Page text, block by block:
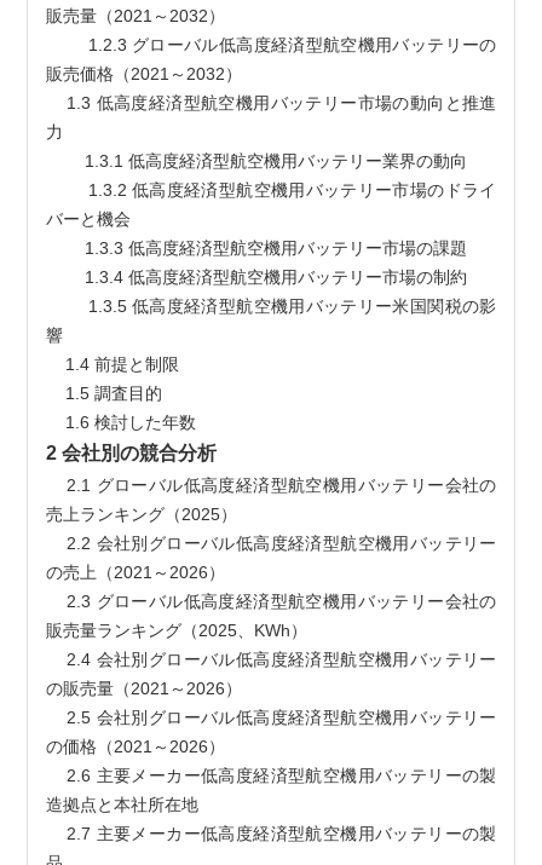
販売量（2021～2032）
販売価格（2021～2032）
力
        1.3.1 低高度経済型航空機用バッテリー業界の動向
バーと機会
        1.3.3 低高度経済型航空機用バッテリー市場の課題
        1.3.4 低高度経済型航空機用バッテリー市場の制約
響
    1.4 前提と制限
    1.5 調査目的
    1.6 検討した年数
2 会社別の競合分析
売上ランキング（2025）
の売上（2021～2026）
販売量ランキング（2025、KWh）
の販売量（2021～2026）
の価格（2021～2026）
造拠点と本社所在地